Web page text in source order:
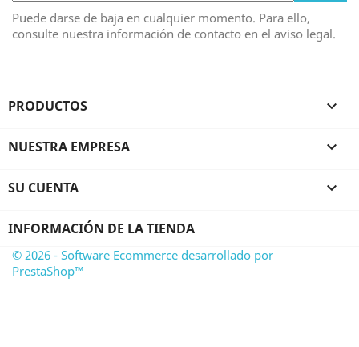
Puede darse de baja en cualquier momento. Para ello,
consulte nuestra información de contacto en el aviso legal.
PRODUCTOS 
NUESTRA EMPRESA 
SU CUENTA 
INFORMACIÓN DE LA TIENDA
© 2026 - Software Ecommerce desarrollado por
PrestaShop™